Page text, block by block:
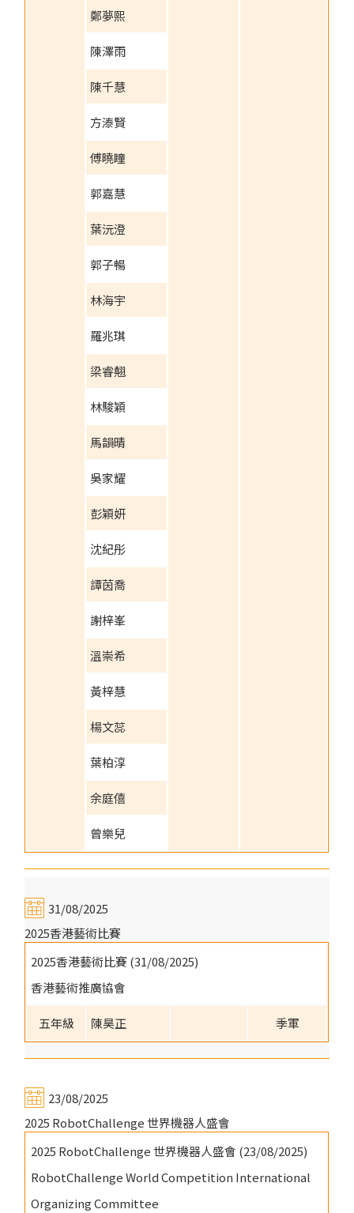
鄭夢熙
陳澤雨
陳千慧
方溙賢
傅曉瞳
郭嘉慧
葉沅澄
郭子暢
林海宇
羅兆琪
梁睿翹
林駿穎
馬韻晴
吳家耀
彭穎妍
沈紀彤
譚茵喬
謝梓峯
溫崇希
黃梓慧
楊文蕊
葉柏淳
余庭僖
曾樂兒
31/08/2025
2025香港藝術比賽
2025香港藝術比賽 (31/08/2025)
香港藝術推廣協會
五年級 陳昊正 季軍
23/08/2025
2025 RobotChallenge 世界機器人盛會
2025 RobotChallenge 世界機器人盛會 (23/08/2025)
RobotChallenge World Competition International
Organizing Committee